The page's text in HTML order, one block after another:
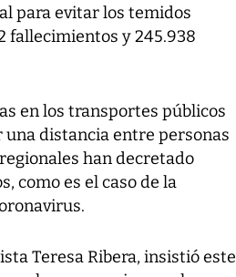
para evitar los temidos
fallecimientos y 245.938
en los transportes públicos
una distancia entre personas
han decretado
como es el caso de la
Teresa Ribera, insistió este